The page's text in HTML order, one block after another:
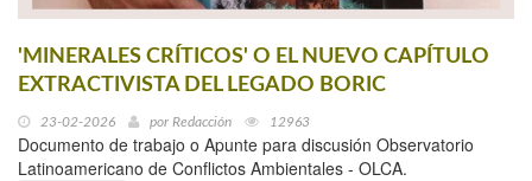
'MINERALES CRÍTICOS' O EL NUEVO CAPÍTULO
EXTRACTIVISTA DEL LEGADO BORIC
23-02-2026 por Redacción 12963
Documento de trabajo o Apunte para discusión Observatorio
Latinoamericano de Conflictos Ambientales - OLCA.